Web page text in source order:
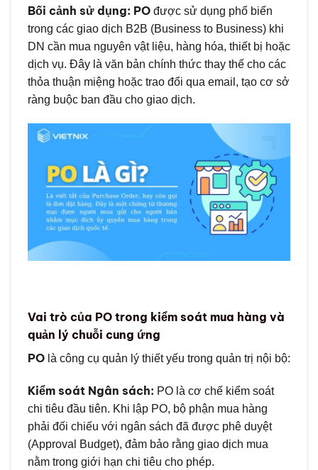
Bối cảnh sử dụng: PO được sử dụng phổ biến
trong các giao dịch B2B (Business to Business) khi
DN cần mua nguyên vật liệu, hàng hóa, thiết bị hoặc
dịch vụ. Đây là văn bản chính thức thay thế cho các
thỏa thuận miệng hoặc trao đổi qua email, tạo cơ sở
ràng buộc ban đầu cho giao dịch.
Vai trò của PO trong kiểm soát mua hàng và
quản lý chuỗi cung ứng
PO là công cụ quản lý thiết yếu trong quản trị nội bộ:
Kiểm soát Ngân sách: PO là cơ chế kiểm soát
chi tiêu đầu tiên. Khi lập PO, bộ phận mua hàng
phải đối chiếu với ngân sách đã được phê duyệt
(Approval Budget), đảm bảo rằng giao dịch mua
nằm trong giới hạn chi tiêu cho phép.